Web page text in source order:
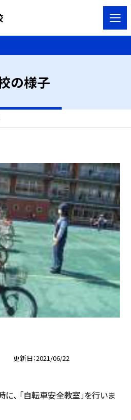
の様子
更新日 2021/06/22
に、 「自転車安全教室」を行いま